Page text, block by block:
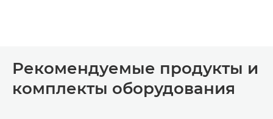
Рекомендуемые продукты и
комплекты оборудования